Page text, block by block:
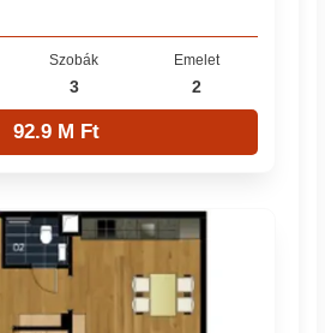
Szobák
3
Emelet
2
92.9 M Ft